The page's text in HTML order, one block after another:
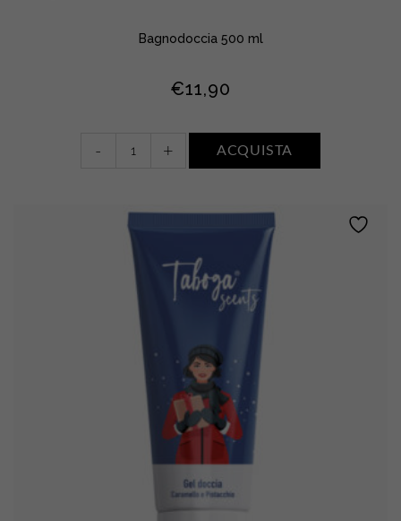
Bagnodoccia 500 ml
€11,90
Bagnodoccia
MUSCHIO
- + ACQUISTA